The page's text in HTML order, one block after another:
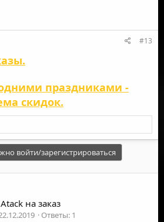
#13
праздниками -
скидок.
войти/зарегистрироваться
на заказ
Ответы: 1